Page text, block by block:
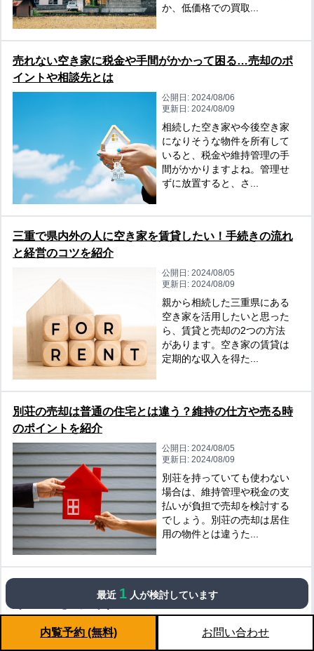
か、低価格での買取...
売れない空き家に税金や手間がかかって困る…売却のポ
イントや相談先とは
公開日: 2024/08/06
更新日: 2024/08/09
相続した空き家や今後空き家
になりそうな物件を所有して
いると、税金や維持管理の手
間がかかりますよね。管理せ
ずに放置すると、さ...
三重で県内外の人に空き家を賃貸したい！手続きの流れ
と経営のコツを紹介
公開日: 2024/08/05
更新日: 2024/08/09
親から相続した三重県にある
空き家を活用したいと思った
ら、賃貸と売却の2つの方法
があります。空き家の賃貸は
定期的な収入を得た...
別荘の売却は普通の住宅とは違う？維持の仕方や売る時
のポイントを紹介
公開日: 2024/08/05
更新日: 2024/08/09
別荘を持っていても使わない
場合は、維持管理や税金の支
払いが負担で売却を検討する
でしょう。別荘の売却は居住
用の物件とは違うた...
セカンドハウスの所有は老後にどんな影響が？ゆとりの
ある生活を目指そう
2023/10/24
最近 1 人が検討しています
内覧予約 (無料) お問い合わせ